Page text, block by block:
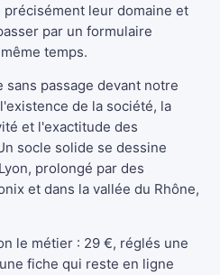
leur domaine et
par un formulaire
temps.
passage devant notre
de la société, la
et l'exactitude des
socle solide se dessine
prolongé par des
et dans la vallée du Rhône,
le métier : 29 €, réglés une
fiche qui reste en ligne